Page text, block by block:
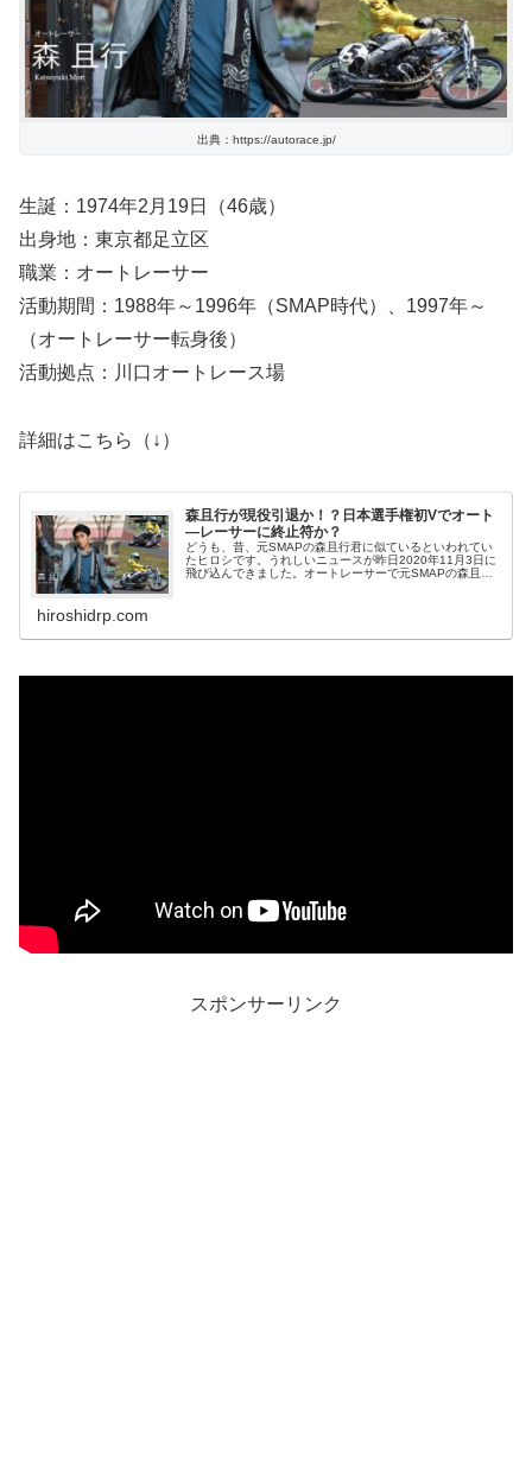
出典：https://autorace.jp/
生誕：1974年2月19日（46歳）
出身地：東京都足立区
職業：オートレーサー
活動期間：1988年～1996年（SMAP時代）、1997年～
（オートレーサー転身後）
活動拠点：川口オートレース場
詳細はこちら（↓）
森且行が現役引退か！？日本選手権初Vでオート
―レーサーに終止符か？
どうも、昔、元SMAPの森且行君に似ているといわれてい
たヒロシです。うれしいニュースが昨日2020年11月3日に
飛び込んできました。オートレーサーで元SMAPの森且行
hiroshidrp.com
スポンサーリンク